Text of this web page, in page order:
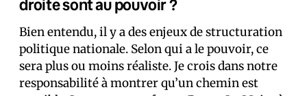
droite sont au pouvoir ?
Bien entendu, il y a des enjeux de structuration
politique nationale. Selon qui a le pouvoir, ce
sera plus ou moins réaliste. Je crois dans notre
responsabilité à montrer qu’un chemin est